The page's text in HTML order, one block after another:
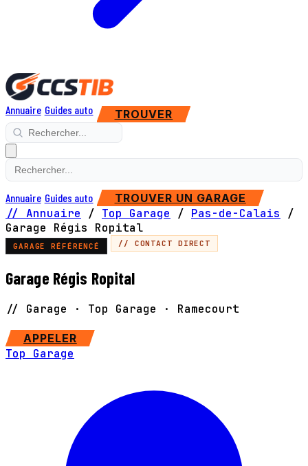
Annuaire Guides auto TROUVER
Annuaire Guides auto TROUVER UN GARAGE
// Annuaire / Top Garage / Pas-de-Calais
/
Garage Régis Ropital
GARAGE RÉFÉRENCÉ // CONTACT DIRECT
Garage Régis Ropital
// Garage · Top Garage · Ramecourt
APPELER
Top Garage